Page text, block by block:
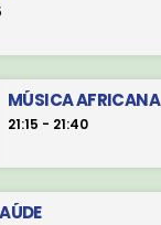
MÚSICA AFRICANA
21:15 - 21:40